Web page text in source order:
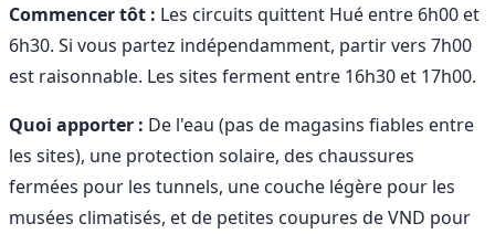
Commencer tôt : Les circuits quittent Hué entre 6h00 et
6h30. Si vous partez indépendamment, partir vers 7h00
est raisonnable. Les sites ferment entre 16h30 et 17h00.
Quoi apporter : De l'eau (pas de magasins fiables entre
les sites), une protection solaire, des chaussures
fermées pour les tunnels, une couche légère pour les
musées climatisés, et de petites coupures de VND pour